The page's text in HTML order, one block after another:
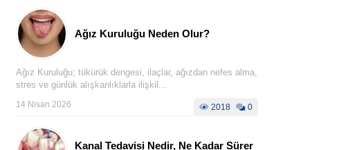
Ağız Kuruluğu Neden Olur?
Ağız Kuruluğu; tükürük dengesi, ilaçlar, ağızdan nefes alma,
stres ve günlük alışkanlıklarla ilişkil...
14 Nisan 2026 2018 0
Kanal Tedavisi Nedir, Ne Kadar Sürer